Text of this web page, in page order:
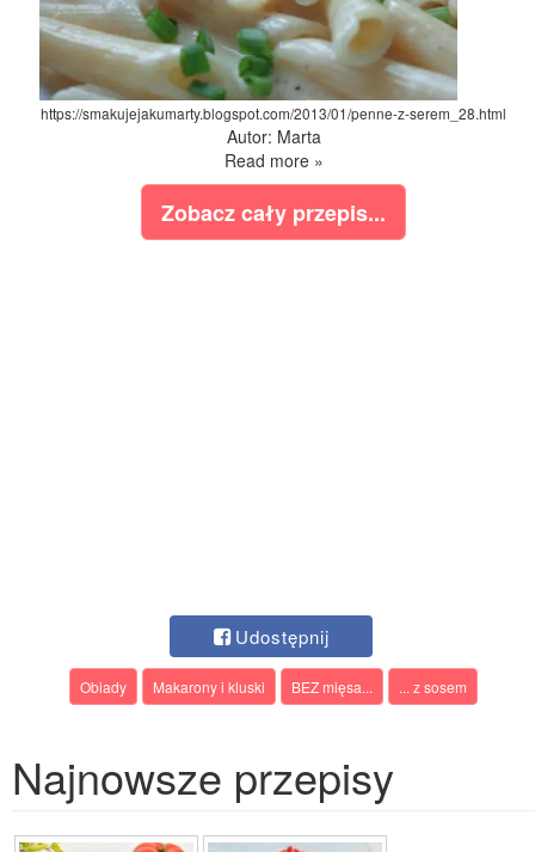
https://smakujejakumarty.blogspot.com/2013/01/penne-z-serem_28.html
Autor: Marta
Read more »
Zobacz cały przepis...
Udostępnij
Obiady Makarony i kluski BEZ mięsa... ... z sosem
Najnowsze przepisy